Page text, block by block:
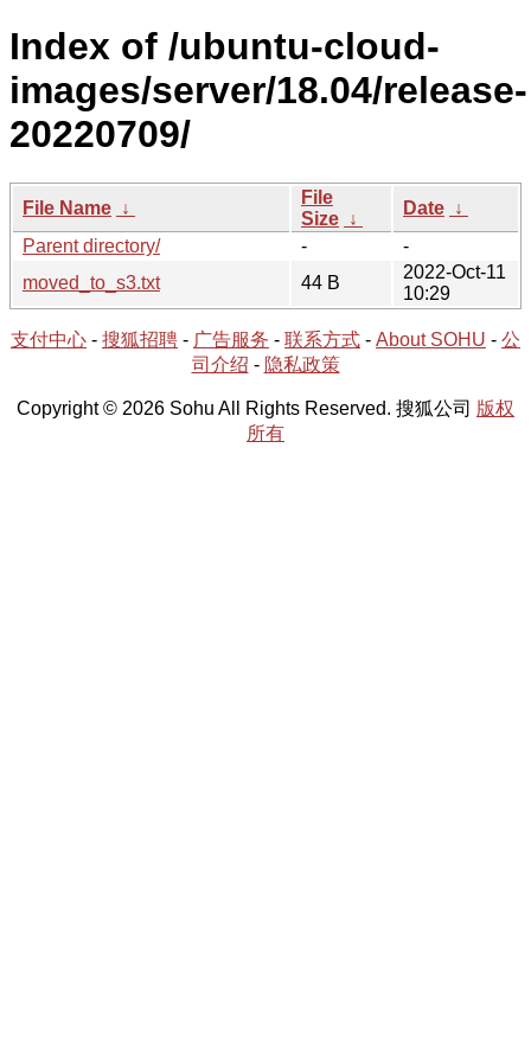
Index of /ubuntu-cloud-
images/server/18.04/release-
20220709/
File Name ↓
File
Size ↓
Date ↓
Parent directory/
-
-
moved_to_s3.txt
44 B
2022-Oct-11
10:29
支付中心 - 搜狐招聘 - 广告服务 - 联系方式 - About SOHU - 公
司介绍 - 隐私政策
Copyright © 2026 Sohu All Rights Reserved. 搜狐公司 版权
所有